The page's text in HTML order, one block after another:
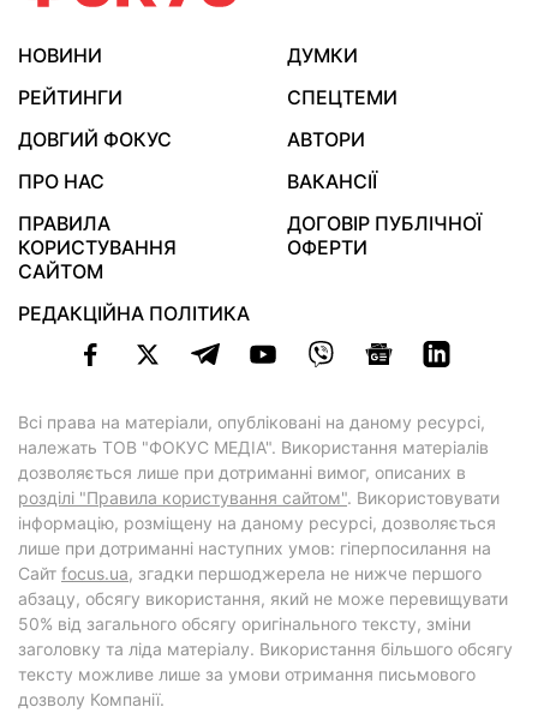
НОВИНИ
ДУМКИ
РЕЙТИНГИ
СПЕЦТЕМИ
ДОВГИЙ ФОКУС
АВТОРИ
ПРО НАС
ВАКАНСІЇ
ПРАВИЛА
КОРИСТУВАННЯ
САЙТОМ
ДОГОВІР ПУБЛІЧНОЇ
ОФЕРТИ
РЕДАКЦІЙНА ПОЛІТИКА
Всі права на матеріали, опубліковані на даному ресурсі,
належать ТОВ "ФОКУС МЕДІА". Використання матеріалів
дозволяється лише при дотриманні вимог, описаних в
розділі "Правила користування сайтом". Використовувати
інформацію, розміщену на даному ресурсі, дозволяється
лише при дотриманні наступних умов: гіперпосилання на
Cайт focus.ua, згадки першоджерела не нижче першого
абзацу, обсягу використання, який не може перевищувати
50% від загального обсягу оригінального тексту, зміни
заголовку та ліда матеріалу. Використання більшого обсягу
тексту можливе лише за умови отримання письмового
дозволу Компанії.